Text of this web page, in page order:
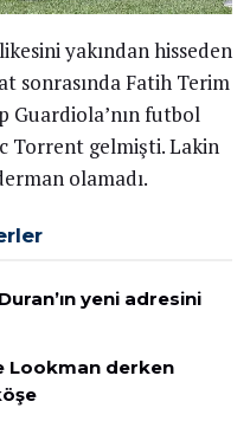
yakından hisseden
sonrasında Fatih Terim
Guardiola’nın futbol
Torrent gelmişti. Lakin
olamadı.
yeni adresini
Lookman derken